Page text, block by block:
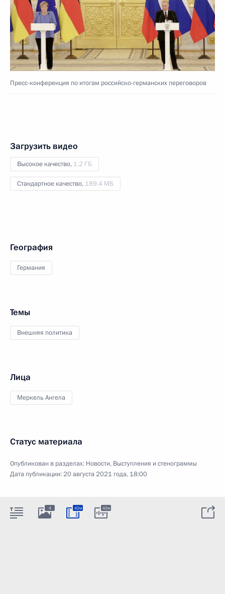
Пресс-конференция по итогам российско-германских переговоров
Загрузить видео
Высокое качество, 1.2 ГБ
Стандартное качество, 189.4 МБ
География
Германия
Темы
Внешняя политика
Лица
Меркель Ангела
Статус материала
Опубликован в разделах: Новости, Выступления и стенограммы
Дата публикации:20 августа 2021 года, 18:00
4 42м 42м